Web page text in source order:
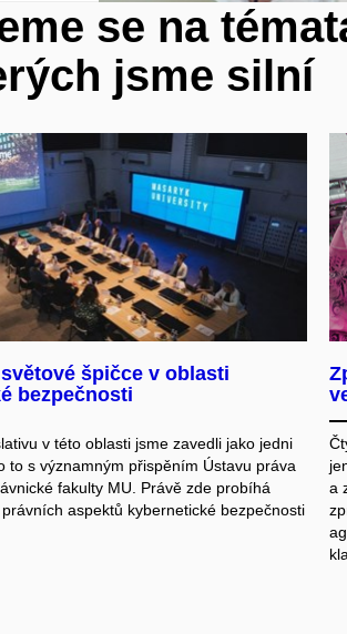
se na
jsme silní
špičce v oblasti
bezpečnosti
v této oblasti jsme zavedli jako jedni
to s významným přispěním Ústavu práva
fakulty MU. Právě zde probíhá
aspektů kybernetické bezpečnosti
a